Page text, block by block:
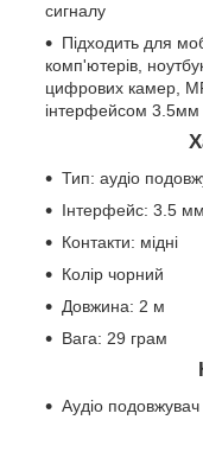
сигналу
Підходить для
комп'ютерів,
цифрових камер,
інтерфейсом 3.5мм
Тип: аудіо
Інтерфейс: 3.5
Контакти: мідні
Колір чорний
Довжина: 2 м
Вага: 29 грам
Аудіо